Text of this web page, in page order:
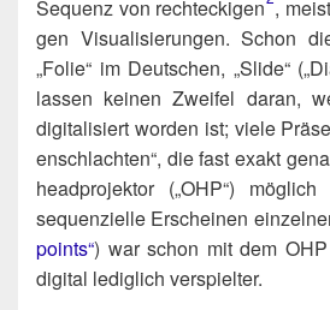
Sequenz von rechteckigen​ ,
gen Visua­li­sie­run­gen. Schon
„Folie“ im Deut­schen, „Slide“
las­sen kei­nen Zwei­fel dar­an,
digi­ta­li­siert wor­den ist; vie­le
en­schlach­ten“, die fast exakt
head­pro­jek­tor („OHP“)
sequen­zi­el­le Erschei­nen
points“) war schon mit dem
digi­tal ledig­lich verspielter.